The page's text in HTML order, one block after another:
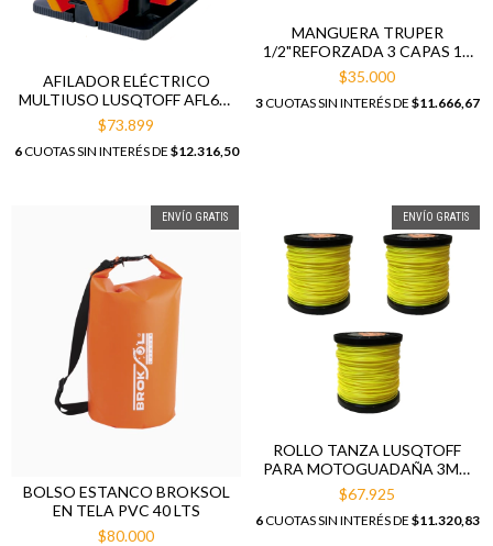
AFILADOR ELÉCTRICO
MULTIUSO LUSQTOFF AFL65-
7
$73.899
6CUOTAS SIN INTERÉS DE $12.316,50
MANGUERA TRUPER
1/2"REFORZADA 3 CAPAS 10
M + JUEGO DE 5
CONECTORES TRUPER 3/4"
RÁPIDOS DE ABS
$35.000
3CUOTAS SIN INTERÉS DE $11.666,67
ENVÍO GRATIS
BOLSO ESTANCO BROKSOL
EN TELA PVC 40 LTS
$80.000
ENVÍO GRATIS
ROLLO TANZA LUSQTOFF
PARA MOTOGUADAÑA 3MM
1KG REDONDA X 3 UDS
$67.925
6CUOTAS SIN INTERÉS DE $11.320,83